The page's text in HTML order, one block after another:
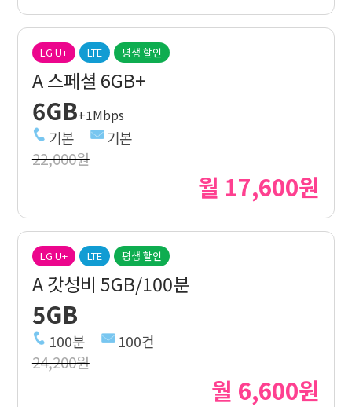
LG U+ LTE 평생 할인
A 스페셜 6GB+
6GB+1Mbps
기본 기본
22,000원
월 17,600원
LG U+ LTE 평생 할인
A 갓성비 5GB/100분
5GB
100분 100건
24,200원
월 6,600원